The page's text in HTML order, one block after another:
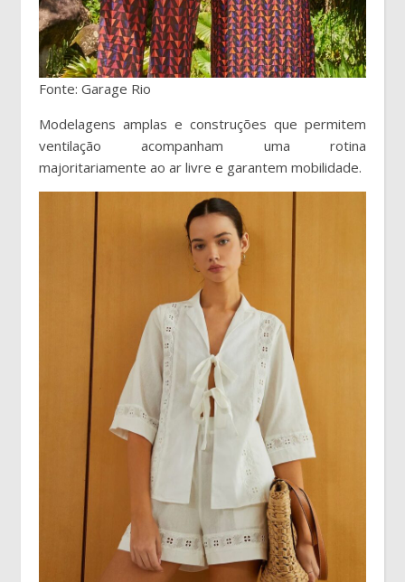
Fonte: Garage Rio
Modelagens amplas e construções que permitem
ventilação acompanham uma rotina
majoritariamente ao ar livre e garantem mobilidade.